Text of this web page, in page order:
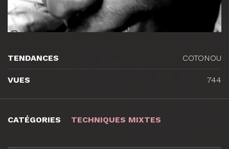
CATÉGORIES TECHNIQUES MIXTES
TENDANCES COTONOU
VUES 744